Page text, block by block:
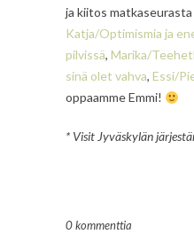
ja kiitos
Katja/Optimismia ja
pilvissä, Marika/
sinä olet vahva, Essi/
oppaamme Emmi!
* Visit Jyväskylän
0 kommenttia